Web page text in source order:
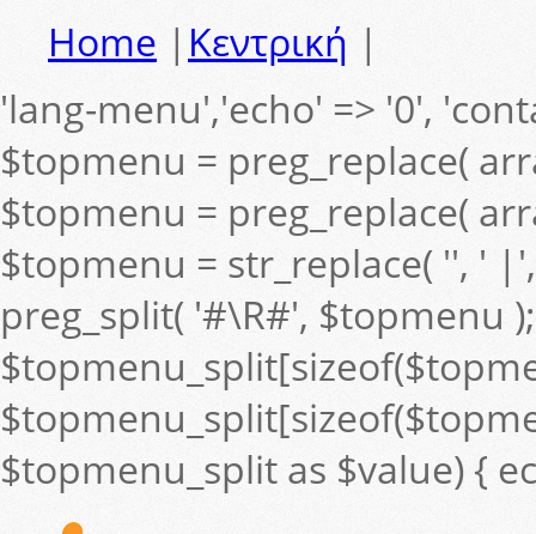
Home | Κεντρική |
'lang-menu','echo' => '0',
$topmenu = preg_replace(
$topmenu = preg_replace(
$topmenu = str_replace( '', '
preg_split( '#\R#', $topmenu );
$topmenu_split as $value) {